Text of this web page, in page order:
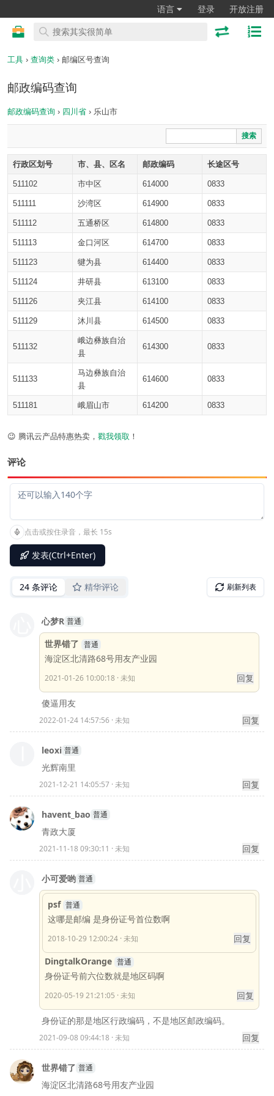
语言 登录 开放注册
工具 › 查询类 › 邮编区号查询
邮政编码查询
邮政编码查询 › 四川省 › 乐山市
搜索
行政区划号 市、县、区名 邮政编码 长途区号
511102 市中区 614000 0833
511111 沙湾区 614900 0833
511112 五通桥区 614800 0833
511113 金口河区 614700 0833
511123 犍为县 614400 0833
511124 井研县 613100 0833
511126 夹江县 614100 0833
511129 沐川县 614500 0833
511132
峨边彝族自治
县
614300 0833
511133
马边彝族自治
县
614600 0833
511181 峨眉山市 614200 0833
😉 腾讯云产品特惠热卖， 戳我领取 ！
评论